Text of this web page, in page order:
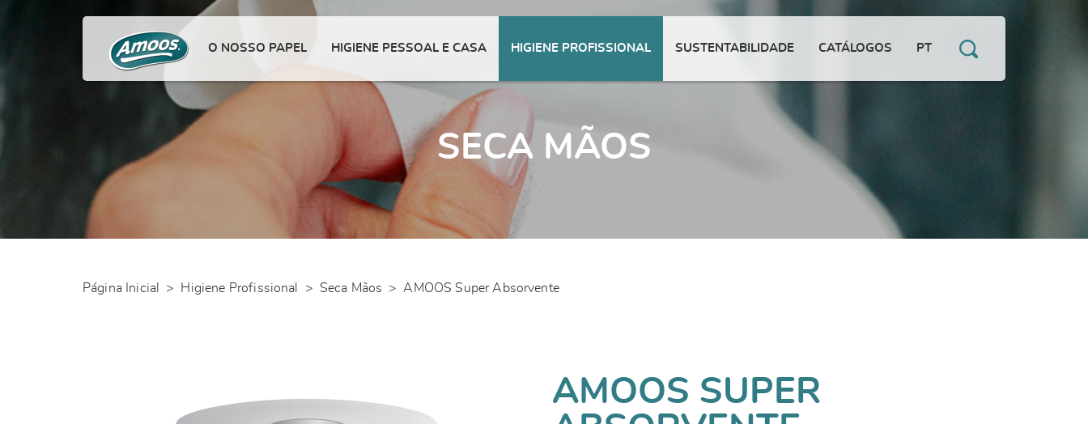
O NOSSO PAPEL HIGIENE PESSOAL E CASA HIGIENE PROFISSIONAL SUSTENTABILIDADE CATÁLOGOS PT
SECA MÃOS
Página Inicial > Higiene Profissional > Seca Mãos > AMOOS Super Absorvente
AMOOS SUPER